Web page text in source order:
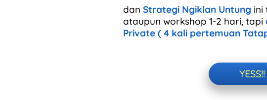
dan Strategi Ngiklan Untung ini
ataupun workshop 1-2 hari, tapi
Private ( 4 kali pertemuan
YESS!!